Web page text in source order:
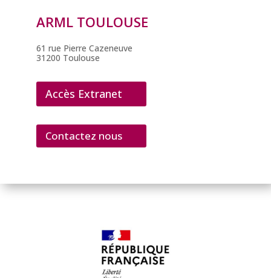
ARML TOULOUSE
61 rue Pierre Cazeneuve
31200 Toulouse
Accès Extranet
Contactez nous